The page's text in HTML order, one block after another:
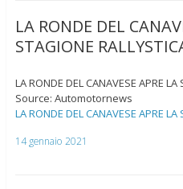
LA RONDE DEL
STAGIONE
LA RONDE DEL CANAVESE APRE
Source: Automotornews
LA RONDE DEL CANAVESE APRE
14 gennaio 2021